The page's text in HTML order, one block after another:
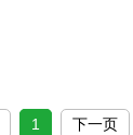
1 下一页